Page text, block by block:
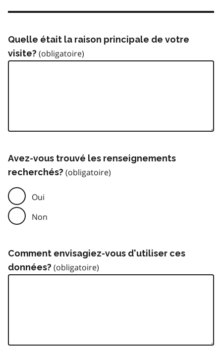
Quelle était la raison principale de votre
visite?
Avez-vous trouvé les renseignements
recherchés?
Oui
Non
Comment envisagiez-vous d'utiliser ces
données?